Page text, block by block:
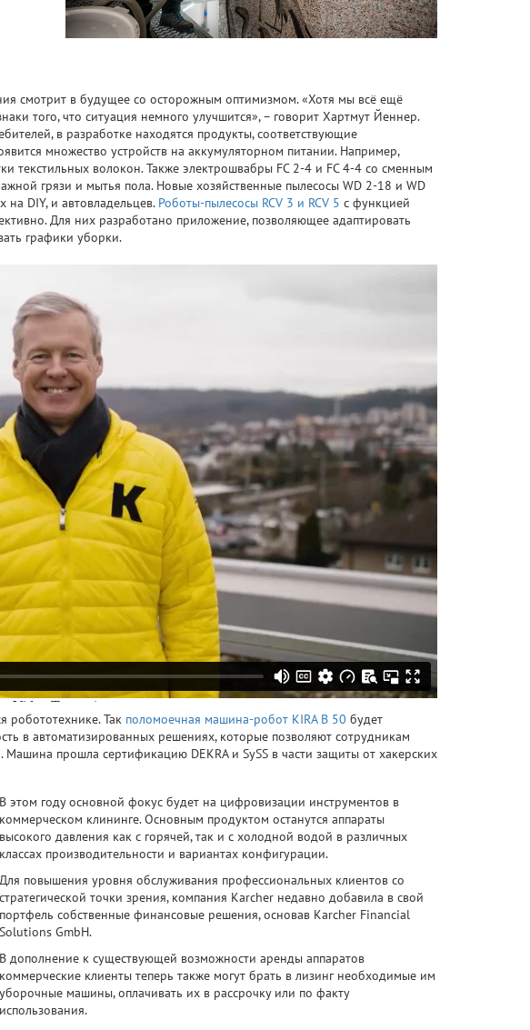
смотрит в будущее со осторожным оптимизмом. «Хотя мы всё ещё
того, что ситуация немного улучшится», – говорит Хартмут Йеннер.
в разработке находятся продукты, соответствующие
множество устройств на аккумуляторном питании. Например,
текстильных волокон. Также электрошвабры FC 2-4 и FC 4-4 со сменным
грязи и мытья пола. Новые хозяйственные пылесосы WD 2-18 и WD
DIY, и автовладельцев. Роботы-пылесосы RCV 3 и RCV 5 с функцией
Для них разработано приложение, позволяющее адаптировать
графики уборки.
робототехнике. Так поломоечная машина-робот KIRA B 50 будет
в автоматизированных решениях, которые позволяют сотрудникам
прошла сертификацию DEKRA и SySS в части защиты от хакерских
В этом году основной фокус будет на цифровизации инструментов в
коммерческом клининге. Основным продуктом останутся аппараты
высокого давления как с горячей, так и с холодной водой в различных
классах производительности и вариантах конфигурации.
Для повышения уровня обслуживания профессиональных клиентов со
стратегической точки зрения, компания Karcher недавно добавила в свой
портфель собственные финансовые решения, основав Karcher Financial
Solutions GmbH.
В дополнение к существующей возможности аренды аппаратов
коммерческие клиенты теперь также могут брать в лизинг необходимые им
уборочные машины, оплачивать их в рассрочку или по факту
использования.